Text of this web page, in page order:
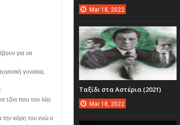
για να
γυναίκα,
που του λέει
την κόρη του ενώ ο
Mar 18, 2022
Ταξίδι στα Αστέρια (2021)
Mar 18, 2022